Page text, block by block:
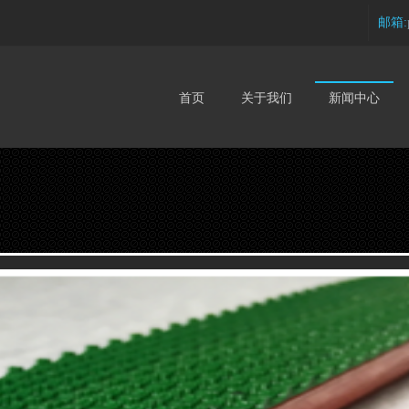
邮箱:
首页 关于我们 新闻中心